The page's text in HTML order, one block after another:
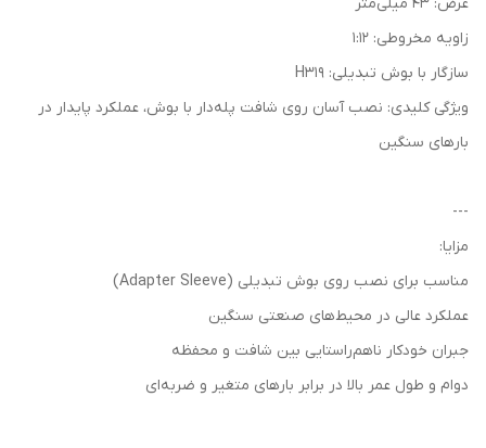
زاویه مخروطی: 1:12
سازگار با بوش تبدیلی: H319
ویژگی کلیدی: نصب آسان روی شافت پله‌دار با بوش، عملکرد پایدار در
بارهای سنگین
---
مزایا:
مناسب برای نصب روی بوش تبدیلی (Adapter Sleeve)
عملکرد عالی در محیط‌های صنعتی سنگین
جبران خودکار ناهم‌راستایی بین شافت و محفظه
دوام و طول عمر بالا در برابر بارهای متغیر و ضربه‌ای